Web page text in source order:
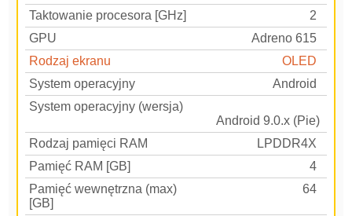
Taktowanie procesora [GHz]
2
GPU
Adreno 615
Rodzaj ekranu
OLED
System operacyjny
Android
System operacyjny (wersja)
Android 9.0.x (Pie)
Rodzaj pamięci RAM
LPDDR4X
Pamięć RAM [GB]
4
Pamięć wewnętrzna (max)
[GB]
64